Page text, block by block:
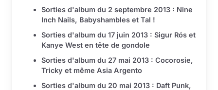
Sorties d'album du 2 septembre 2013 : Nine
Inch Nails, Babyshambles et Tal !
Sorties d'album du 17 juin 2013 : Sigur Rós et
Kanye West en tête de gondole
Sorties d'album du 27 mai 2013 : Cocorosie,
Tricky et même Asia Argento
Sorties d'album du 20 mai 2013 : Daft Punk,